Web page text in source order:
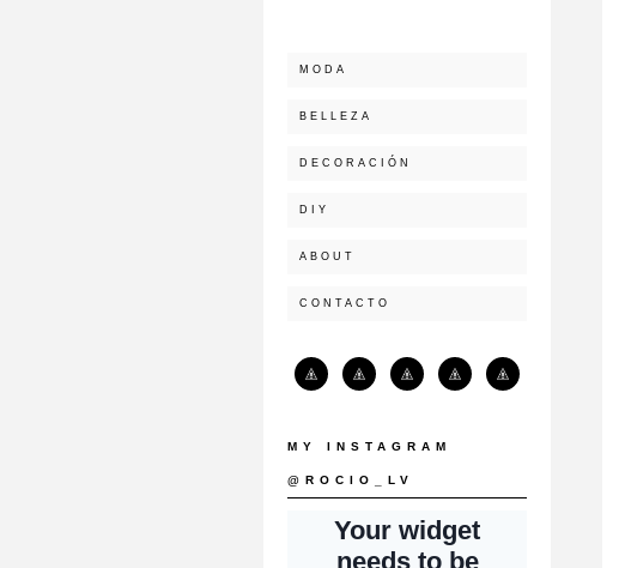
MODA
BELLEZA
DECORACIÓN
DIY
ABOUT
CONTACTO
MY INSTAGRAM
@ROCIO_LV